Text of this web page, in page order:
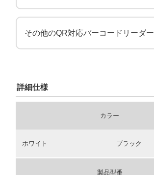
その他のQR対応バーコードリーダー
詳細仕様
カラー
ホワイト ブラック
製品型番